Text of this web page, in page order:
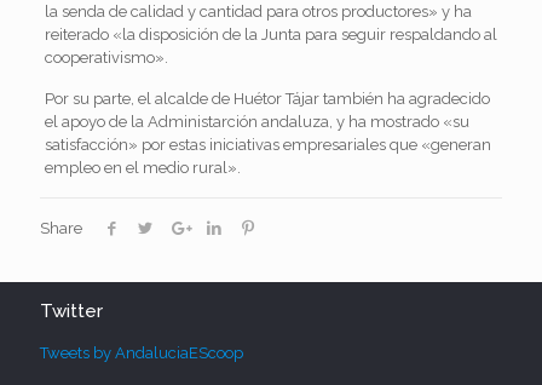
la senda de calidad y cantidad para otros productores» y ha
reiterado «la disposición de la Junta para seguir respaldando al
cooperativismo».
Por su parte, el alcalde de Huétor Tájar también ha agradecido
el apoyo de la Administarción andaluza, y ha mostrado «su
satisfacción» por estas iniciativas empresariales que «generan
empleo en el medio rural».
Share
Twitter
Tweets by AndaluciaEScoop